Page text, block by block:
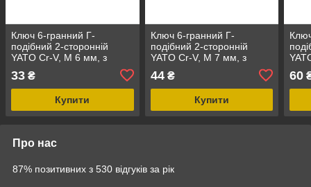
Ключ 6-гранний Г-
подібний 2-сторонній
YATO Cr-V, М 6 мм, з
кульовим наконечником,
32 х 140 мм [100]
33 ₴
Купити
Ключ 6-гранний Г-
подібний 2-сторонній
YATO Cr-V, М 7 мм, з
кульовим наконечником,
34 х 150 мм [100]
44₴
Купити
36
60
Про нас
87% позитивних з 530 відгуків за рік